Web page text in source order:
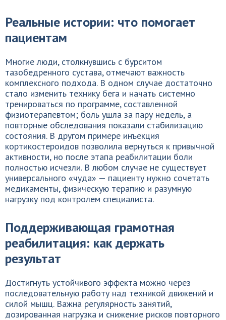
Реальные истории: что помогает
пациентам
Многие люди, столкнувшись с бурситом
тазобедренного сустава, отмечают важность
комплексного подхода. В одном случае достаточно
стало изменить технику бега и начать системно
тренироваться по программе, составленной
физиотерапевтом; боль ушла за пару недель, а
повторные обследования показали стабилизацию
состояния. В другом примере инъекция
кортикостероидов позволила вернуться к привычной
активности, но после этапа реабилитации боли
полностью исчезли. В любом случае не существует
универсального «чуда» — пациенту нужно сочетать
медикаменты, физическую терапию и разумную
нагрузку под контролем специалиста.
Поддерживающая грамотная
реабилитация: как держать
результат
Достигнуть устойчивого эффекта можно через
последовательную работу над техникой движений и
силой мышц. Важна регулярность занятий,
дозированная нагрузка и снижение рисков повторного